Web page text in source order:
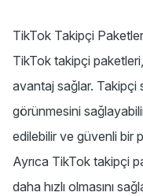
TikTok Takipçi Paketleri
TikTok takipçi
avantaj sağlar. Takipçi
görünmesini
edilebilir ve güvenli bir
Ayrıca TikTok takipçi
daha hızlı olmasını